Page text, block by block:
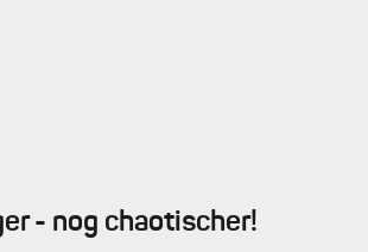
- nog chaotischer!